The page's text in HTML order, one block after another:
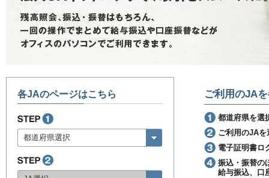
各JAのページはこちら
都道府県選択
ご利用のJA
都道府県を選
ご利用のJAを
電子証明書ロ
振込・振替の
給与振込、口